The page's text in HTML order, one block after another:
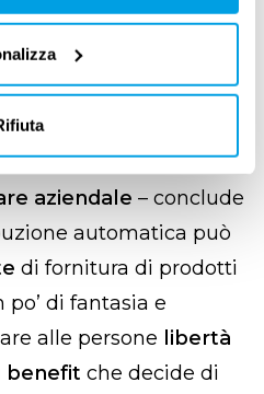
si presenta come uno
personalizzabile a
aziendale – conclude
automatica può
di fornitura di prodotti
po’ di fantasia e
alle persone libertà
benefit che decide di